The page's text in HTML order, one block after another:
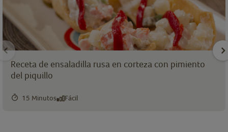
Receta de ensaladilla rusa en corteza con pimiento
del piquillo
15 Minutos Fácil